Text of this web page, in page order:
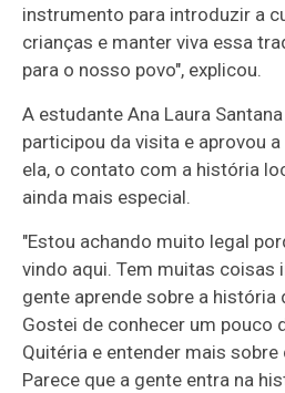
instrumento para introduzir a
crianças e manter viva essa
para o nosso povo", explicou.
A estudante Ana Laura
participou da visita e aprovou
ela, o contato com a história
ainda mais especial.
"Estou achando muito legal
vindo aqui. Tem muitas coisas
gente aprende sobre a história
Gostei de conhecer um pouco
Quitéria e entender mais
Parece que a gente entra na